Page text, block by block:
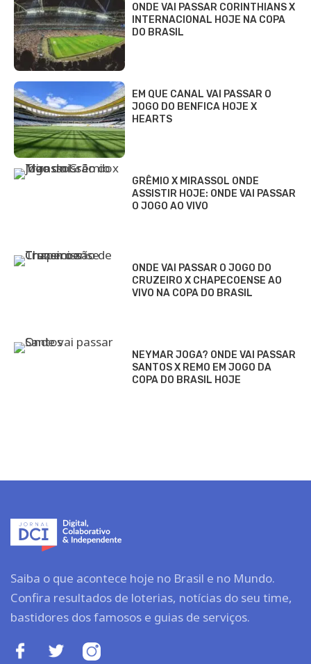
ONDE VAI PASSAR CORINTHIANS X
INTERNACIONAL HOJE NA COPA
DO BRASIL
EM QUE CANAL VAI PASSAR O
JOGO DO BENFICA HOJE X
HEARTS
GRÊMIO X MIRASSOL ONDE
ASSISTIR HOJE: ONDE VAI PASSAR
O JOGO AO VIVO
ONDE VAI PASSAR O JOGO DO
CRUZEIRO X CHAPECOENSE AO
VIVO NA COPA DO BRASIL
NEYMAR JOGA? ONDE VAI PASSAR
SANTOS X REMO EM JOGO DA
COPA DO BRASIL HOJE
Saiba o que acontece hoje no Brasil e no Mundo.
Confira resultados de loterias, notícias do seu time,
bastidores dos famosos e guias de serviços.